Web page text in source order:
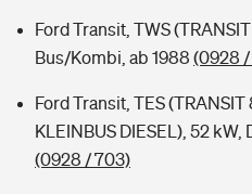
Ford Transit, TWS
Bus/Kombi, ab 1988 (0928 /
Ford Transit, TES (TRANSIT
KLEINBUS DIESEL), 52
(0928 / 703)